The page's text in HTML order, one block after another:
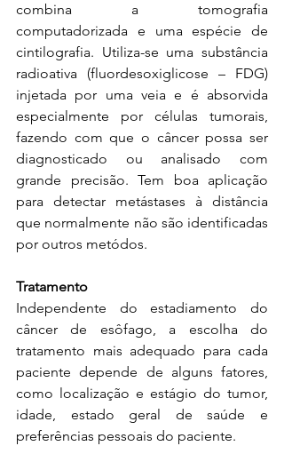
combina a tomografia
computadorizada e uma espécie de
cintilografia. Utiliza-se uma substância
radioativa (fluordesoxiglicose – FDG)
injetada por uma veia e é absorvida
especialmente por células tumorais,
fazendo com que o câncer possa ser
diagnosticado ou analisado com
grande precisão. Tem boa aplicação
para detectar metástases à distância
que normalmente não são identificadas
por outros metódos.
Tratamento
Independente do estadiamento do
câncer de esôfago, a escolha do
tratamento mais adequado para cada
paciente depende de alguns fatores,
como localização e estágio do tumor,
idade, estado geral de saúde e
preferências pessoais do paciente.